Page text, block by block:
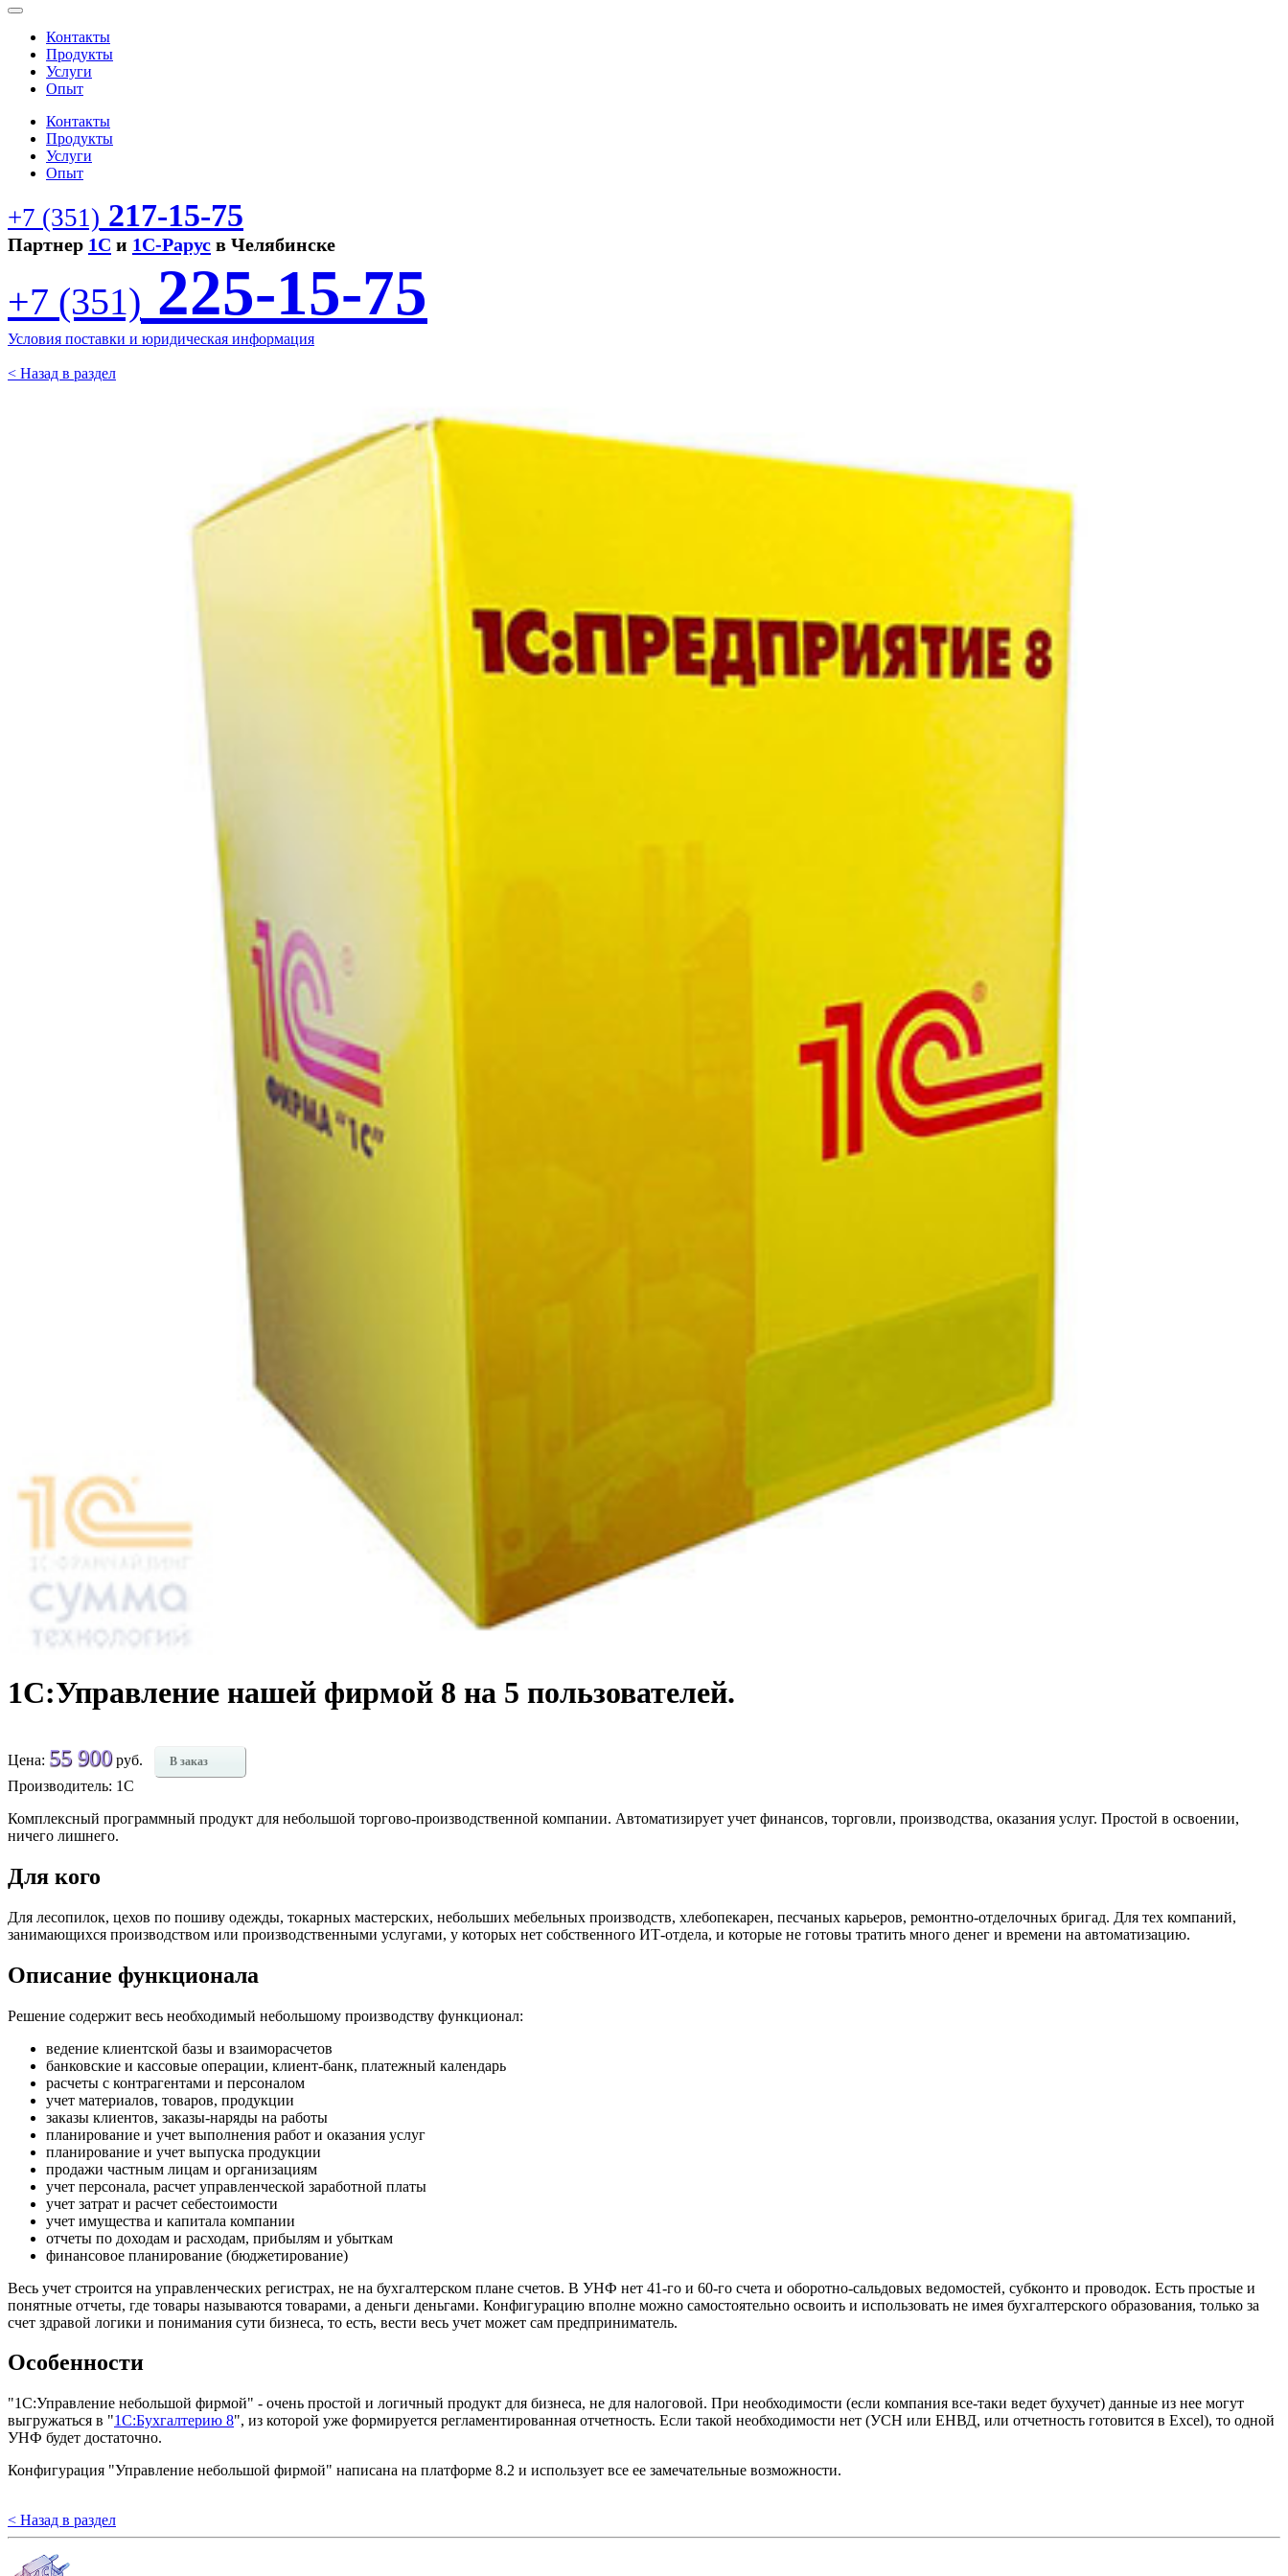
Контакты
Продукты
Услуги
Опыт
Контакты
Продукты
Услуги
Опыт
+7 (351) 217-15-75
Партнер 1С и 1С-Рарус в Челябинске
+7 (351) 225-15-75
Условия поставки и юридическая информация
< Назад в раздел
1С:Управление нашей фирмой 8 на 5 пользователей.
Цена: 55 900руб. В заказ
Производитель: 1С
Комплексный программный продукт для небольшой торгово-производственной компании. Автоматизирует учет финансов, торговли, производства, оказания услуг. Простой в освоении,
ничего лишнего.
Для кого
Для лесопилок, цехов по пошиву одежды, токарных мастерских, небольших мебельных производств, хлебопекарен, песчаных карьеров, ремонтно-отделочных бригад. Для тех компаний,
занимающихся производством или производственными услугами, у которых нет собственного ИТ-отдела, и которые не готовы тратить много денег и времени на автоматизацию.
Описание функционала
Решение содержит весь необходимый небольшому производству функционал:
ведение клиентской базы и взаиморасчетов
банковские и кассовые операции, клиент-банк, платежный календарь
расчеты с контрагентами и персоналом
учет материалов, товаров, продукции
заказы клиентов, заказы-наряды на работы
планирование и учет выполнения работ и оказания услуг
планирование и учет выпуска продукции
продажи частным лицам и организациям
учет персонала, расчет управленческой заработной платы
учет затрат и расчет себестоимости
учет имущества и капитала компании
отчеты по доходам и расходам, прибылям и убыткам
финансовое планирование (бюджетирование)
Весь учет строится на управленческих регистрах, не на бухгалтерском плане счетов. В УНФ нет 41-го и 60-го счета и оборотно-сальдовых ведомостей, субконто и проводок. Есть простые и
понятные отчеты, где товары называются товарами, а деньги деньгами. Конфигурацию вполне можно самостоятельно освоить и использовать не имея бухгалтерского образования, только за
счет здравой логики и понимания сути бизнеса, то есть, вести весь учет может сам предприниматель.
Особенности
"1С:Управление небольшой фирмой" - очень простой и логичный продукт для бизнеса, не для налоговой. При необходимости (если компания все-таки ведет бухучет) данные из нее могут
выгружаться в "1С:Бухгалтерию 8", из которой уже формируется регламентированная отчетность. Если такой необходимости нет (УСН или ЕНВД, или отчетность готовится в Excel), то одной
УНФ будет достаточно.
Конфигурация "Управление небольшой фирмой" написана на платформе 8.2 и использует все ее замечательные возможности.
< Назад в раздел